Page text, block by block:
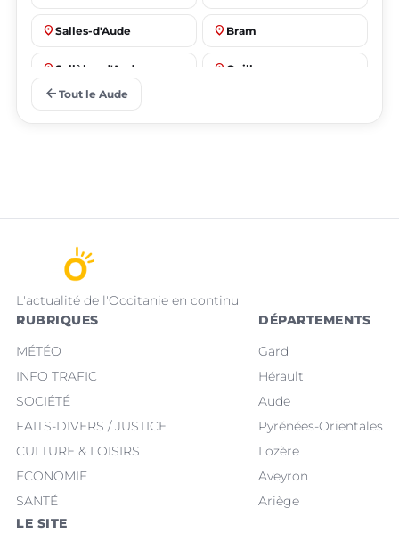
place Salles-d'Aude place Bram
place Sallèles-d'Aude place Quillan
arrow_back Tout le Aude
L'actualité de l'Occitanie en continu
RUBRIQUES
MÉTÉO
INFO TRAFIC
SOCIÉTÉ
FAITS-DIVERS / JUSTICE
CULTURE & LOISIRS
ECONOMIE
SANTÉ
DÉPARTEMENTS
Gard
Hérault
Aude
Pyrénées-Orientales
Lozère
Aveyron
Ariège
LE SITE